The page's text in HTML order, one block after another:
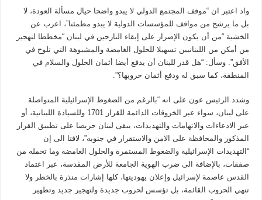
واذ اعتبر ان “موقف المجتمع الدولي لا يبدو واضحا حيال مسألة العودة، لا
بل ما يرشح من مواقف للمؤسسات الدولية لا يبدو مطمئنا”، اعرب عن
الخشية “من أن يكون الإصرار على إبقاء النازحين في لبنان “مخططا لتهجير
من أمكن من اللبنانيين تسهيلا للحلول الغامضة والمشبوهة التي تلوح في
الأفق”. وسأل: “هل قدر للبنان أن يدفع أيضا أثمان الحلول والسلام في
المنطقة، كما سبق له ودفع أثمان حروبها؟”.
وشدد الرئيس عون على انه “بالرغم من الضغوط الإسرائيلية المتواصلة
على لبنان، سواء عبر الخروقات الدائمة للقرار 1701 وللسيادة اللبنانية، أو
عبر الادعاءات والاتهامات والتهديدات، يبقى لبنان حريصا على تطبيق القرار
المذكور والمحافظة على الامن والاستقرار في جنوبه”، لافتا الى إن
“التهديدات الإسرائيلية والضغوط المستمرة والحلول الغامضة وما تحمله من
صفقات، بالإضافة الى ضرب الهوية الجامعة للأرض المقدسة، عبر اعتماد
القدس عاصمة لإسرائيل وإعلان يهوديتها، كلها إشارات منذرة بالخطر ولا
تنهي الحروب القائمة، بل تؤسس لحروب جديدة ولتهجير جديد وتطهير